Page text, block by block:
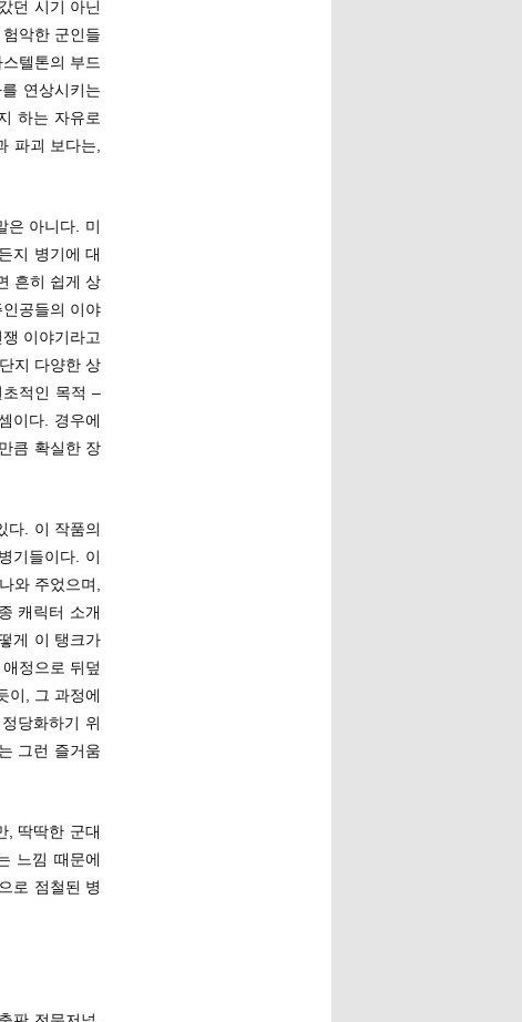
던 시기 아닌
악한 군인들
텔톤의 부드
연상시키는
하는 자유로
파괴 보다는,
은 아니다. 미
지 병기에 대
흔히 쉽게 상
공들의 이야
이야기라고
지 다양한 상
적인 목적 –
이다. 경우에
큼 확실한 장
다. 이 작품의
기들이다. 이
와 주었으며,
캐릭터 소개
게 이 탱크가
정으로 뒤덮
이, 그 과정에
당화하기 위
그런 즐거움
, 딱딱한 군대
느낌 때문에
로 점철된 병